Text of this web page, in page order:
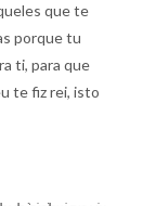
que te
porque tu
ti, para que
te fiz rei, isto